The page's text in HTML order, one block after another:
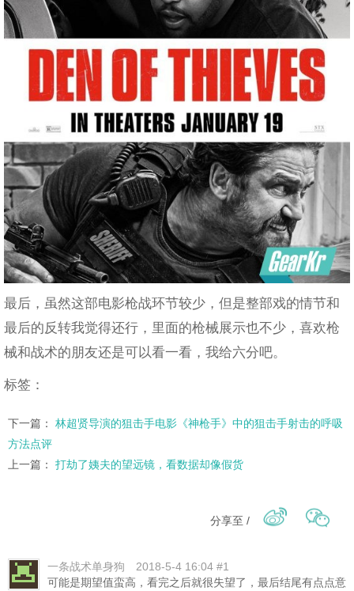
最后，虽然这部电影枪战环节较少，但是整部戏的情节和
最后的反转我觉得还行，里面的枪械展示也不少，喜欢枪
械和战术的朋友还是可以看一看，我给六分吧。
标签：
下一篇： 林超贤导演的狙击手电影《神枪手》中的狙击手射击的呼吸
方法点评
上一篇： 打劫了姨夫的望远镜，看数据却像假货
分享至 /
一条战术单身狗
2018-5-4 16:04 #1
可能是期望值蛮高，看完之后就很失望了，最后结尾有点点意